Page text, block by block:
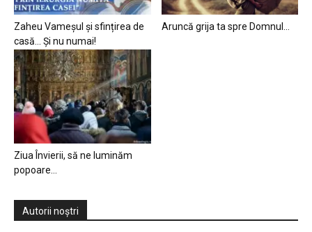
Zaheu Vameșul și sfințirea de
casă… Și nu numai!
Aruncă grija ta spre Domnul…
Ziua Învierii, să ne luminăm
popoare…
Autorii noștri